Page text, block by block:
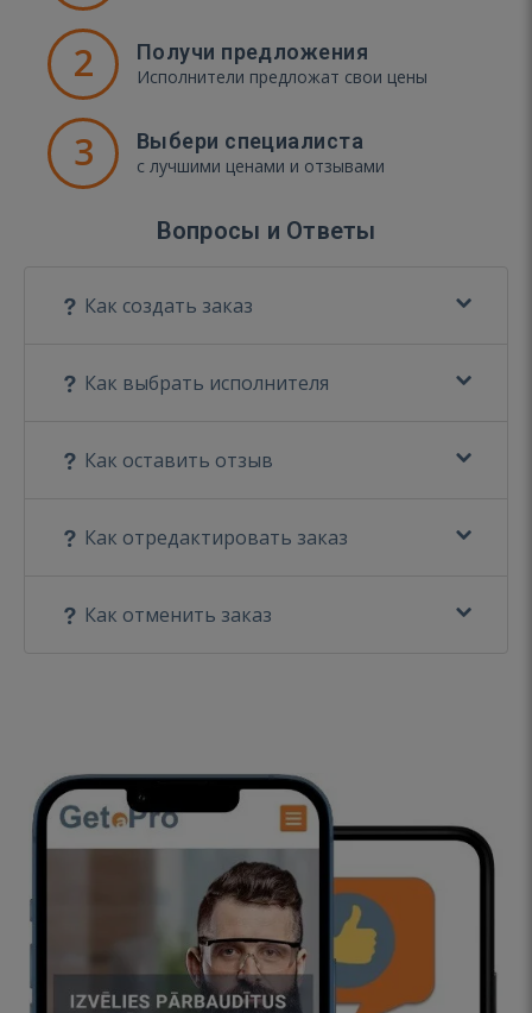
2 Получи предложения
Исполнители предложат свои цены
3 Выбери специалиста
с лучшими ценами и отзывами
Вопросы и Ответы
Как создать заказ
Как выбрать исполнителя
Как оставить отзыв
Как отредактировать заказ
Как отменить заказ